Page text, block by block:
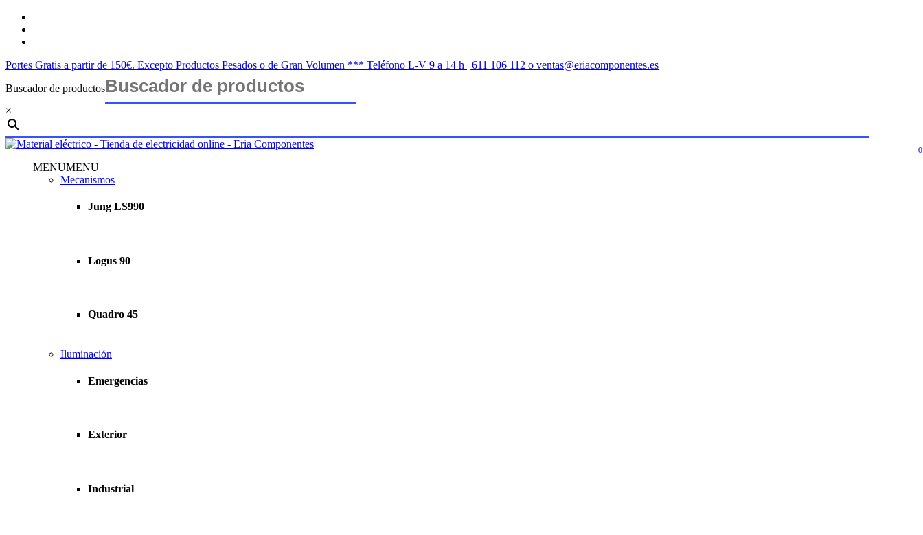
Saltar
contenido
Portes Gratis a partir de 150€. Excepto Productos Pesados o de Gran Volumen *** Teléfono L-V 9 a 14 h | 611 106 112 o ventas@eriacomponentes.es
Buscador de productos
×
Cerrar
0
MENUMENU
Mecanismos
Jung LS990
Logus 90
Quadro 45
Iluminación
Emergencias
Exterior
Industrial